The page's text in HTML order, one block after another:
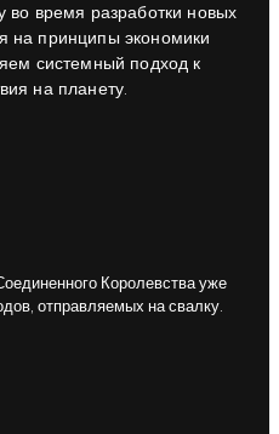
во время разработки новых
на принципы экономики
системный подход к
на планету.
Королевства уже
отправляемых на свалку.